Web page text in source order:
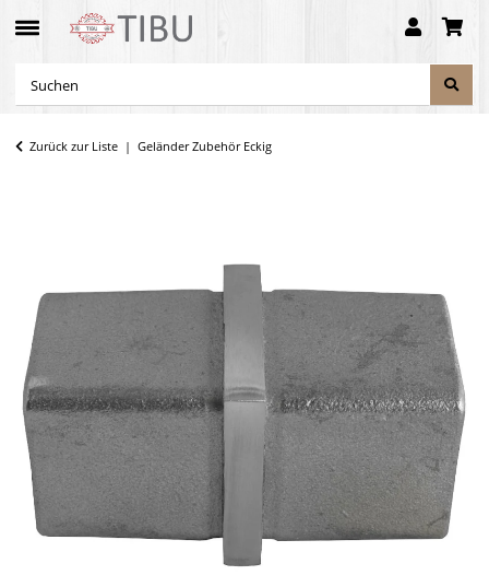
Zurück zur Liste Geländer Zubehör Eckig